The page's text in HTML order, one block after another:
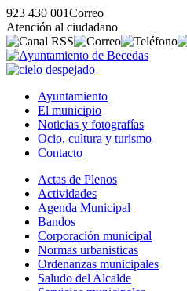
923 430 001Correo
Atención al ciudadano
Ayuntamiento
El municipio
Noticias y fotografías
Ocio, cultura y turismo
Contacto
Actas de Plenos
Actividades
Agenda Municipal
Bandos
Corporación municipal
Normas urbanisticas
Ordenanzas municipales
Saludo del Alcalde